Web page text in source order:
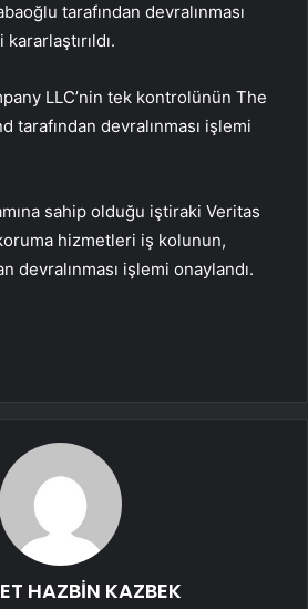
tarafından devralınması
LLC’nin tek kontrolünün The
tarafından devralınması işlemi
sahip olduğu iştiraki Veritas
hizmetleri iş kolunun,
devralınması işlemi onaylandı.
HAZBİN KAZBEK